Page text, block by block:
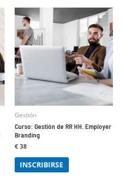
Gestión
Curso: Gestión de RR HH. Employer
Branding
€38
INSCRIBIRSE